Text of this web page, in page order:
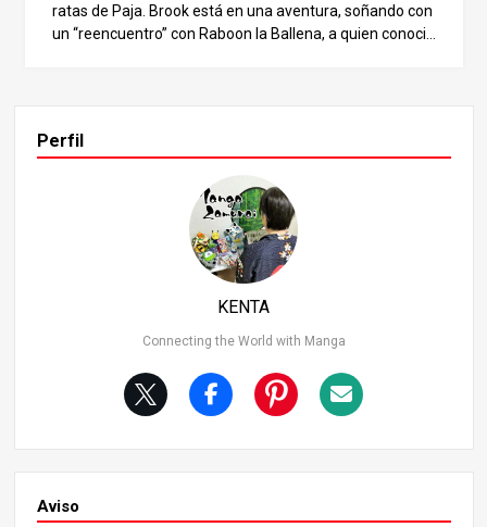
ratas de Paja. Brook está en una aventura, soñando con
un “reencuentro” con Raboon la Ballena, a quien conoció
lte el final de este artículo. Primero, veamos si tenemos i
elos de personajes de Brook En One Piece, los personaje
s suelen estar modelados a partir de personas reales de l
a historia. Yo creo que el modelo de Brook es Mozart. La
razón está relacionada con el hecho de que el país de la i
magen de Brook es Austria. Australia es famosa por su
música. Muchos músicos famosos, como Mozart y Schu
s la capital, Viena, pero hay otras. Es la famosa ciudad de
Innsbruck, que también fue sede de los Juegos Olímpico
s. El nombre “Brook” deriva probablemente de “Innsbruc
k”. Como pequeña digresión, se cuenta que Mozart tocó
Perfil
KENTA
Connecting the World with Manga
Aviso